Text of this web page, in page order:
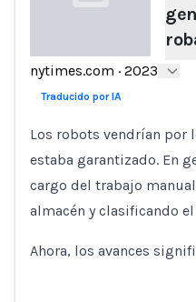
Loading...
nytimes.com · 2023
Traducido por IA
Los robots vendrían por
estaba garantizado. En
cargo del trabajo
almacén y clasificando
Ahora, los avances